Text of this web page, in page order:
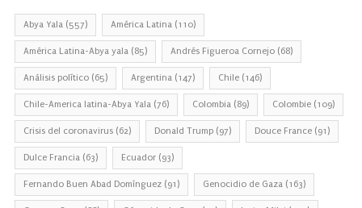
Abya Yala (557) América Latina (110)
América Latina-Abya yala (85) Andrés Figueroa Cornejo (68)
Análisis político (65) Argentina (147) Chile (146)
Chile-America latina-Abya Yala (76) Colombia (89) Colombie (109)
Crisis del coronavirus (62) Donald Trump (97) Douce France (91)
Dulce Francia (63) Ecuador (93)
Fernando Buen Abad Domínguez (91) Genocidio de Gaza (163)